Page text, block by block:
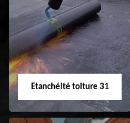
Peinture sur tuile
31
Etanchéité toiture 31